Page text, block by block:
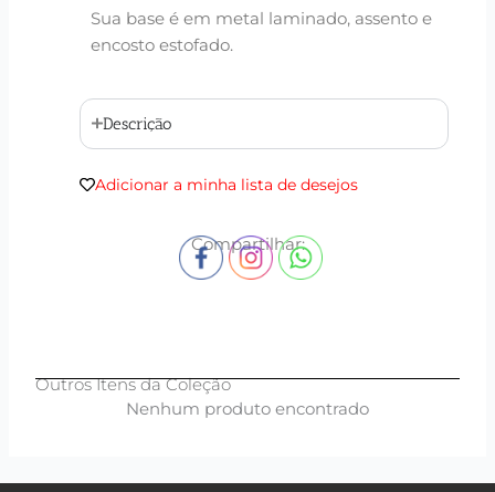
Sua base é em metal laminado, assento e
encosto estofado.
Descrição
Adicionar a minha lista de desejos
Compartilhar:
Outros Itens da Coleção
Nenhum produto encontrado